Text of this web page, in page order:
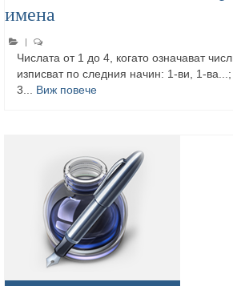
имена
Числата от 1 до 4, когато означават
изписват по следния начин: 1-ви, 1-
3... Виж повече